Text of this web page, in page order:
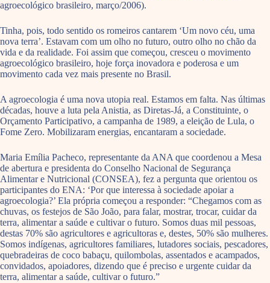
agroecológico brasileiro, março/2006).
Tinha, pois, todo sentido os romeiros cantarem ‘Um novo céu, uma
nova terra’. Estavam com um olho no futuro, outro olho no chão da
vida e da realidade. Foi assim que começou, cresceu o movimento
agroecológico brasileiro, hoje força inovadora e poderosa e um
movimento cada vez mais presente no Brasil.
A agroecologia é uma nova utopia real. Estamos em falta. Nas últimas
décadas, houve a luta pela Anistia, as Diretas-Já, a Constituinte, o
Orçamento Participativo, a campanha de 1989, a eleição de Lula, o
Fome Zero. Mobilizaram energias, encantaram a sociedade.
Maria Emília Pacheco, representante da ANA que coordenou a Mesa
de abertura e presidenta do Conselho Nacional de Segurança
Alimentar e Nutricional (CONSEA), fez a pergunta que orientou os
participantes do ENA: ‘Por que interessa à sociedade apoiar a
agroecologia?’ Ela própria começou a responder: “Chegamos com as
chuvas, os festejos de São João, para falar, mostrar, trocar, cuidar da
terra, alimentar a saúde e cultivar o futuro. Somos duas mil pessoas,
destas 70% são agricultores e agricultoras e, destes, 50% são mulheres.
Somos indígenas, agricultores familiares, lutadores sociais, pescadores,
quebradeiras de coco babaçu, quilombolas, assentados e acampados,
convidados, apoiadores, dizendo que é preciso e urgente cuidar da
terra, alimentar a saúde, cultivar o futuro.”